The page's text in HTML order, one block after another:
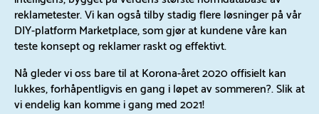
reklametester. Vi kan også tilby stadig flere løsninger på vår
DIY-platform Marketplace, som gjør at kundene våre kan
teste konsept og reklamer raskt og effektivt.
Nå gleder vi oss bare til at Korona-året 2020 offisielt kan
lukkes, forhåpentligvis en gang i løpet av sommeren?. Slik at
vi endelig kan komme i gang med 2021!